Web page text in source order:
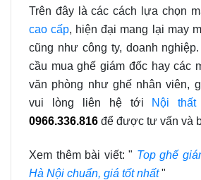
Trên đây là các cách lựa chọn
cao cấp, hiện đại mang lại may
cũng như công ty, doanh
cầu mua ghế giám đốc hay các
văn phòng như ghế nhân viên,
vui lòng liên hệ tới Nội thất
0966.336.816 để được tư vấn và
Xem thêm bài viết: " Top ghế
Hà Nội chuẩn, giá tốt nhất"